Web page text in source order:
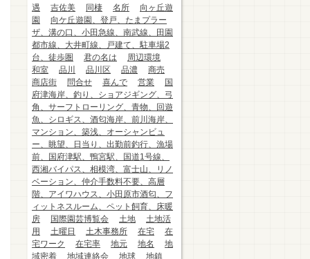
遇
吉佐美 同棲 名所
向ヶ丘遊
園
向ケ丘遊園、登戸、たまプラー
ザ、溝の口、小田急線、南武線、田園
都市線、大井町線、戸建て、駐車場2
台、徒歩圏
君の名は
周辺環境
和室
品川 品川区 品濃
商売
商店街
問合せ 喜んで 営業
国
府津海岸、釣り、ショアジギング、弓
角、サーフトローリング、青物、回遊
魚、シロギス、酒匂海岸、前川海岸、
マンション、築浅、オーシャンビュ
ー、眺望、日当り、出勤前釣行、漁場
前、国府津駅、鴨宮駅、国道1号線、
西湘バイパス、相模湾、富士山、リノ
ベーション、仲介手数料不要、高層
階、アイワハウス、小田原市酒匂、フ
ィットネスルーム、ペット飼育、床暖
房
国際園芸博覧会 土地
土地活
用
土曜日 土木事務所 在宅
在
宅ワーク
在宅率 地元 地名
地
域密着
地域連絡会 地球
地鎮